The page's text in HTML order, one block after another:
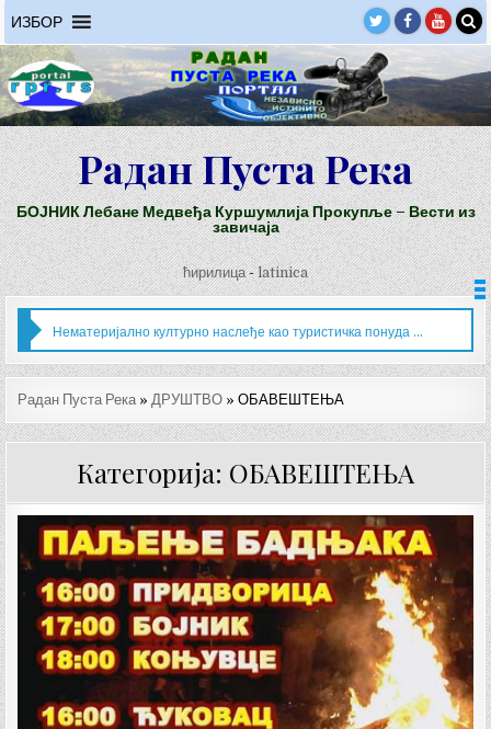
to
content
ИЗБОР
Радан Пуста Река
БОЈНИК Лебане Медвеђа Куршумлија Прокупље – Вести из
завичаја
ћирилица-latinica
Нематеријално културно наслеђе као туристичка понуда Бојника
Радан Пуста Река » ДРУШТВО »ОБАВЕШТЕЊА
Категорија: ОБАВЕШТЕЊА